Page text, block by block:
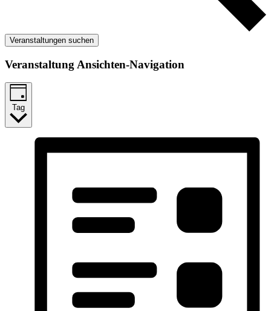
Veranstaltungen suchen
Veranstaltung Ansichten-Navigation
Tag